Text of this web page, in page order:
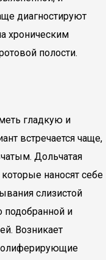
диагностируют
хроническим
полости.
гладкую и
встречается чаще,
Дольчатая
наносят себе
слизистой
подобранной и
Возникает